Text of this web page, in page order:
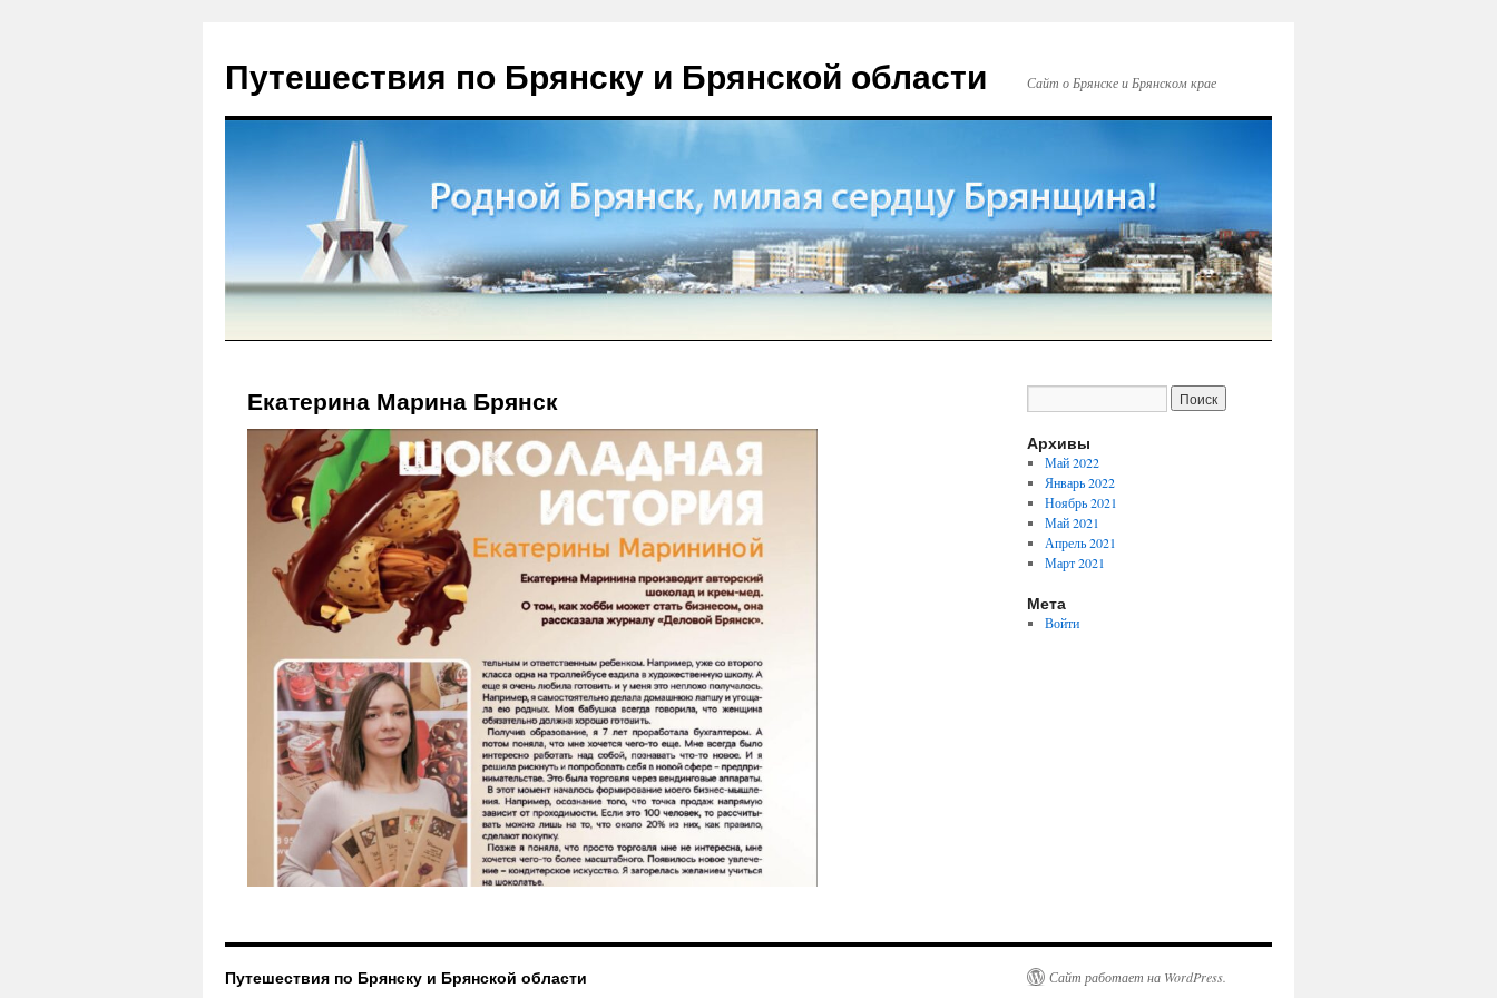
Путешествия по Брянску и Брянской области Сайт о Брянске и Брянском крае
Екатерина Марина Брянск
Архивы
Май 2022
Январь 2022
Ноябрь 2021
Май 2021
Апрель 2021
Март 2021
Мета
Войти
Путешествия по Брянску и Брянской области Сайт работает на WordPress.